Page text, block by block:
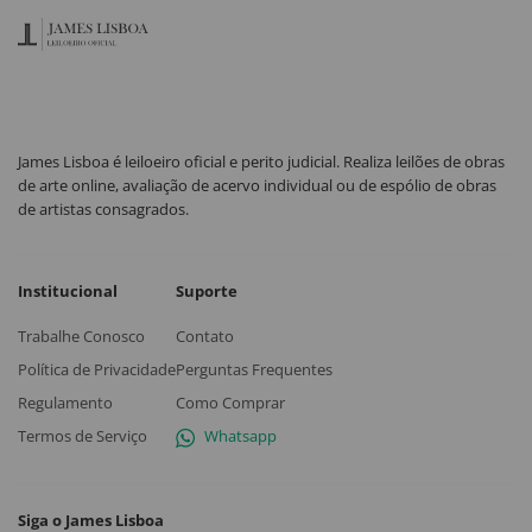
James Lisboa é leiloeiro oficial e perito judicial. Realiza leilões de obras
de arte online, avaliação de acervo individual ou de espólio de obras
de artistas consagrados.
Institucional
Trabalhe Conosco
Política de Privacidade
Regulamento
Termos de Serviço
Suporte
Contato
Perguntas Frequentes
Como Comprar
Whatsapp
Siga o James Lisboa